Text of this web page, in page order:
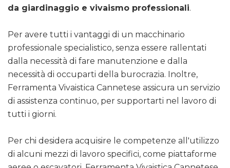
da giardinaggio e vivaismo professionali.
Per avere tutti i vantaggi di un macchinario
professionale specialistico, senza essere rallentati
dalla necessità di fare manutenzione e dalla
necessità di occuparti della burocrazia. Inoltre,
Ferramenta Vivaistica Cannetese assicura un servizio
di assistenza continuo, per supportarti nel lavoro di
tutti i giorni.
Per chi desidera acquisire le competenze all'utilizzo
di alcuni mezzi di lavoro specifici, come piattaforme